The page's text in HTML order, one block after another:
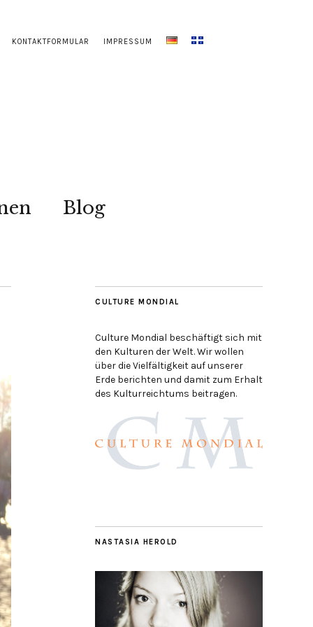
KONTAKTFORMULAR IMPRESSUM
Blog
CULTURE MONDIAL
Culture Mondial beschäftigt sich mit
den Kulturen der Welt. Wir wollen
über die Vielfältigkeit auf unserer
Erde berichten und damit zum Erhalt
des Kulturreichtums beitragen.
NASTASIA HEROLD